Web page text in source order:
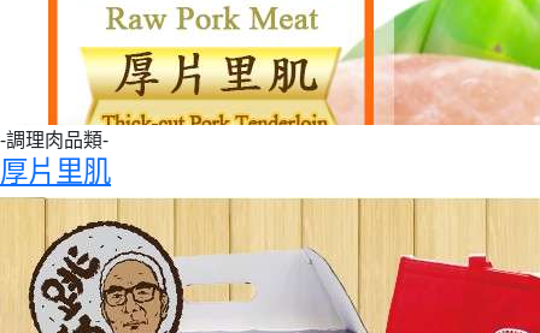
-調理肉品類-
厚片里肌